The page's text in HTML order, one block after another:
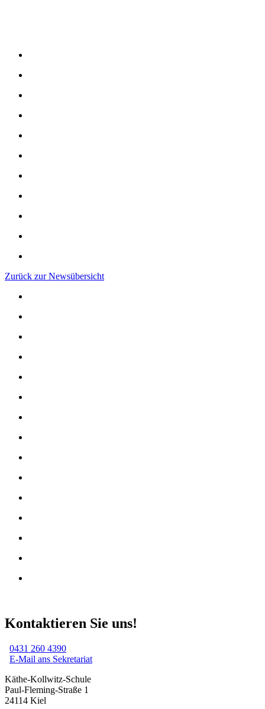
Zurück zur Newsübersicht
Kontaktieren Sie uns!
0431 260 4390
E-Mail ans Sekretariat
Käthe-Kollwitz-Schule
Paul-Fleming-Straße 1
24114 Kiel